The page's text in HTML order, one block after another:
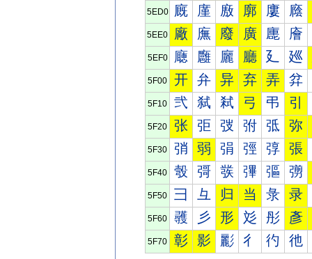
5ED0 廐 廑 廒 廓 廔 廕
5EE0 廠 廡 廢 廣 廤 廥
5EF0 廰 廱 廲 廳 廴 廵
5F00 开 弁 异 弃 弄 弅
5F10 弐 弑 弒 弓 弔 引
5F20 张 弡 弢 弣 弤 弥
5F30 弰 弱 弲 弳 弴 張
5F40 彀 彁 彂 彃 彄 彅
5F50 彐 彑 归 当 彔 录
5F60 彠 彡 形 彣 彤 彥
5F70 彰 影 彲 彳 彴 彵